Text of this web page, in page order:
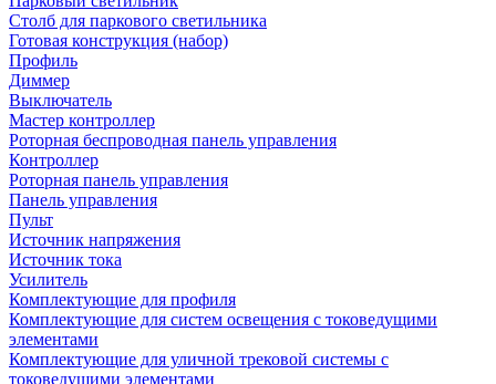
Столб для паркового светильника
Готовая конструкция (набор)
Профиль
Диммер
Выключатель
Мастер контроллер
Роторная беспроводная панель управления
Контроллер
Роторная панель управления
Панель управления
Пульт
Источник напряжения
Источник тока
Усилитель
Комплектующие для профиля
Комплектующие для систем освещения с токоведущими
элементами
Комплектующие для уличной трековой системы с
токоведущими элементами